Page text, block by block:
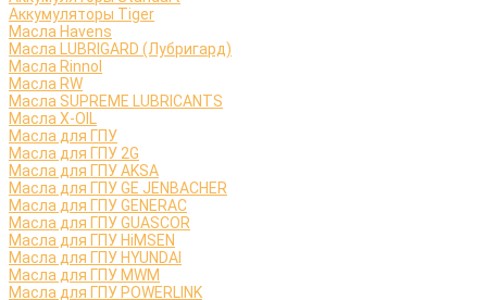
Аккумуляторы Tiger
Масла Havens
Масла LUBRIGARD (Лубригард)
Масла Rinnol
Масла RW
Масла SUPREME LUBRICANTS
Масла X-OIL
Масла для ГПУ
Масла для ГПУ 2G
Масла для ГПУ AKSA
Масла для ГПУ GE JENBACHER
Масла для ГПУ GENERAC
Масла для ГПУ GUASCOR
Масла для ГПУ HiMSEN
Масла для ГПУ HYUNDAI
Масла для ГПУ MWM
Масла для ГПУ POWERLINK